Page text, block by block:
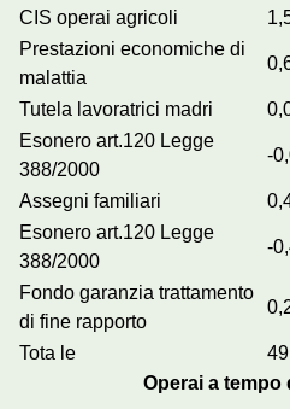
CIS operai agricoli
Prestazioni economiche di
malattia
Tutela lavoratrici madri
Esonero art.120 Legge
388/2000
-
Assegni familiari
Esonero art.120 Legge
388/2000
-
Fondo garanzia trattamento
di fine rapporto
Tota le
Operai a tempo